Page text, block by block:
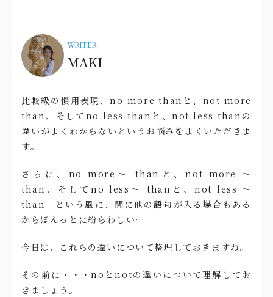
WRITER
MAKI
比較級の慣用表現、no more thanと、not more
than、そしてno less thanと、not less thanの
違いがよくわからないというお悩みをよくいただきま
す。
さらに、no more〜 thanと、not more 〜
than、そしてno less〜 thanと、not less 〜
than という風に、間に他の語句が入る場合もある
からほんっとに紛らわしい…
今日は、これらの違いについて整理しておきますね。
その前に・・・noとnotの違いについて理解してお
きましょう。